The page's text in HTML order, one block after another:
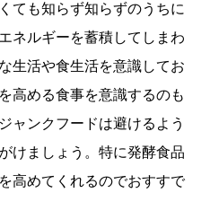
ても知らず知らずのうちに
ネルギーを蓄積してしまわ
生活や食生活を意識してお
高める食事を意識するのも
ャンクフードは避けるよう
けましょう。特に発酵食品
高めてくれるのでおすすで